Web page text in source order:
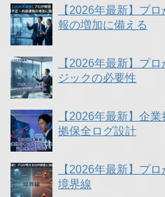
【2026年最新】プ
報の増加に備える
【2026年最新】プ
ジックの必要性
【2026年最新】企
拠保全ログ設計
【2026年最新】プ
境界線